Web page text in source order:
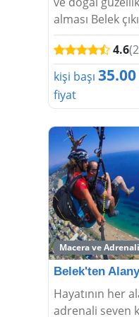
alması Belek
edilmelidir.
beraberinde
unutulmaz
4.6
kişi başı 35.00
fiyat
Macera ve
Hayatının her
adrenali seven